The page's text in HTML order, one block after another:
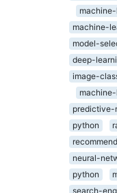
machine-
model-
deep-
image-
predictive-
python
neural-
python
search-